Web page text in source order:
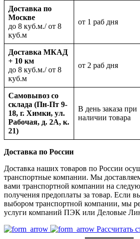
Доставка по
Москве
до 8 куб.м./ от 8
куб.м
oт 1 раб дня
Доставка МКАД
+ 10 км
до 8 куб.м./ от 8
куб.м
oт 2 раб дня
Самовывоз со
склада (Пн-Пт 9-
18, г. Химки, ул.
Рабочая, д. 2А, к.
21)
В день заказа при
наличии товара
Доставка по России
Доставка наших товаров по России
транспортные компании. Мы
вами транспортной компании на
получения предоплаты за товар. Если
выбором транспортной компании, мы
услуги компаний ПЭК или Деловые
Рассчитать